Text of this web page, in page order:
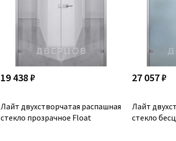
19 438 ₽
Лайт двухстворчатая распашная
стекло прозрачное Float
27 057 ₽
Лайт
стекло